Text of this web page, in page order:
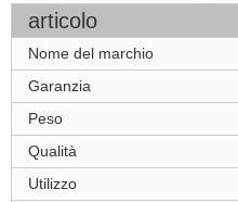
articolo
Nome del marchio
Garanzia
Peso
Qualità
Utilizzo